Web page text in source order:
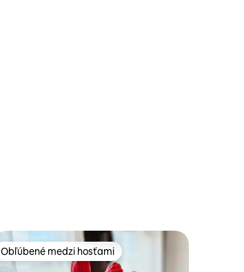
Obľúbené medzi hosťami
Obľúbené medzi hosťami